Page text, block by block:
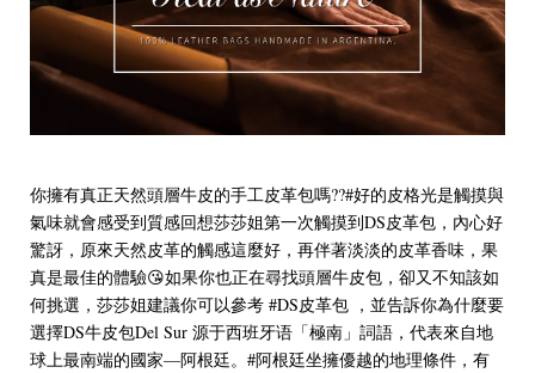
你擁有真正天然頭層牛皮的手工皮革包嗎??#好的皮格光是觸摸與
氣味就會感受到質感回想莎莎姐第一次觸摸到DS皮革包，內心好
驚訝，原來天然皮革的觸感這麼好，再伴著淡淡的皮革香味，果
真是最佳的體驗😘如果你也正在尋找頭層牛皮包，卻又不知該如
何挑選，莎莎姐建議你可以參考 #DS皮革包 ，並告訴你為什麼要
選擇DS牛皮包Del Sur 源于西班牙语「極南」詞語，代表來自地
球上最南端的國家—阿根廷。#阿根廷坐擁優越的地理條件，有